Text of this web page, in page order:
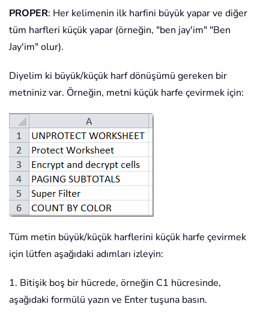
PROPER: Her kelimenin ilk harfini büyük yapar ve diğer
tüm harfleri küçük yapar (örneğin, "ben jay'im" "Ben
Jay'im" olur).
Diyelim ki büyük/küçük harf dönüşümü gereken bir
metniniz var. Örneğin, metni küçük harfe çevirmek için:
Tüm metin büyük/küçük harflerini küçük harfe çevirmek
için lütfen aşağıdaki adımları izleyin:
1. Bitişik boş bir hücrede, örneğin C1 hücresinde,
aşağıdaki formülü yazın ve Enter tuşuna basın.